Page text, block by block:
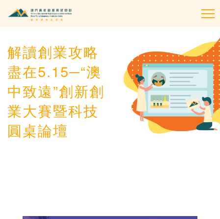
解讀創業攻略
盡在5.15─“澳
中致遠”創新創
業大賽暨科技
圓桌論壇